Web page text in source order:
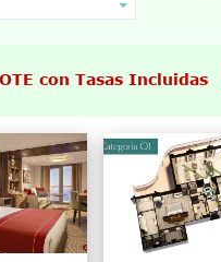
con Tasas Incluidas